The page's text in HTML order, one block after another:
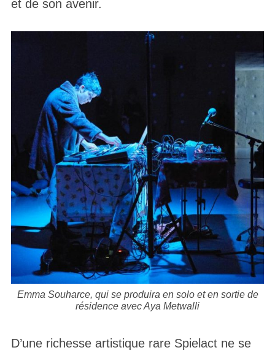
et de son avenir.
Emma Souharce, qui se produira en solo et en sortie de
résidence avec Aya Metwalli
D’une richesse artistique rare Spielact ne se